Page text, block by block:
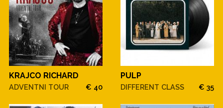
KRAJCO RICHARD
ADVENTNI TOUR € 40
PULP
DIFFERENT CLASS € 35